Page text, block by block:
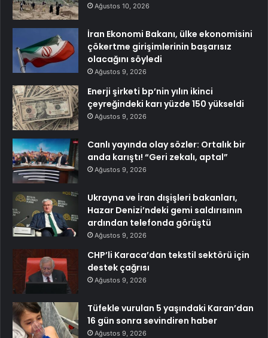
Ağustos 10, 2026
İran Ekonomi Bakanı, ülke ekonomisini
çökertme girişimlerinin başarısız
olacağını söyledi
Ağustos 9, 2026
Enerji şirketi bp’nin yılın ikinci
çeyreğindeki karı yüzde 150 yükseldi
Ağustos 9, 2026
Canlı yayında olay sözler: Ortalık bir
anda karıştı! “Geri zekalı, aptal”
Ağustos 9, 2026
Ukrayna ve İran dışişleri bakanları,
Hazar Denizi’ndeki gemi saldırısının
ardından telefonda görüştü
Ağustos 9, 2026
CHP’li Karaca’dan tekstil sektörü için
destek çağrısı
Ağustos 9, 2026
Tüfekle vurulan 5 yaşındaki Karan’dan
16 gün sonra sevindiren haber
Ağustos 9, 2026